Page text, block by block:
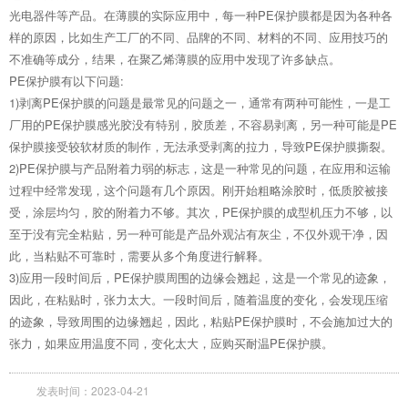
光电器件等产品。在薄膜的实际应用中，每一种PE保护膜都是因为各种各
样的原因，比如生产工厂的不同、品牌的不同、材料的不同、应用技巧的
不准确等成分，结果，在聚乙烯薄膜的应用中发现了许多缺点。
PE保护膜有以下问题:
1)剥离PE保护膜的问题是最常见的问题之一，通常有两种可能性，一是工
厂用的PE保护膜感光胶没有特别，胶质差，不容易剥离，另一种可能是PE
保护膜接受较软材质的制作，无法承受剥离的拉力，导致PE保护膜撕裂。
2)PE保护膜与产品附着力弱的标志，这是一种常见的问题，在应用和运输
过程中经常发现，这个问题有几个原因。刚开始粗略涂胶时，低质胶被接
受，涂层均匀，胶的附着力不够。其次，PE保护膜的成型机压力不够，以
至于没有完全粘贴，另一种可能是产品外观沾有灰尘，不仅外观干净，因
此，当粘贴不可靠时，需要从多个角度进行解释。
3)应用一段时间后，PE保护膜周围的边缘会翘起，这是一个常见的迹象，
因此，在粘贴时，张力太大。一段时间后，随着温度的变化，会发现压缩
的迹象，导致周围的边缘翘起，因此，粘贴PE保护膜时，不会施加过大的
张力，如果应用温度不同，变化太大，应购买耐温PE保护膜。
发表时间：2023-04-21